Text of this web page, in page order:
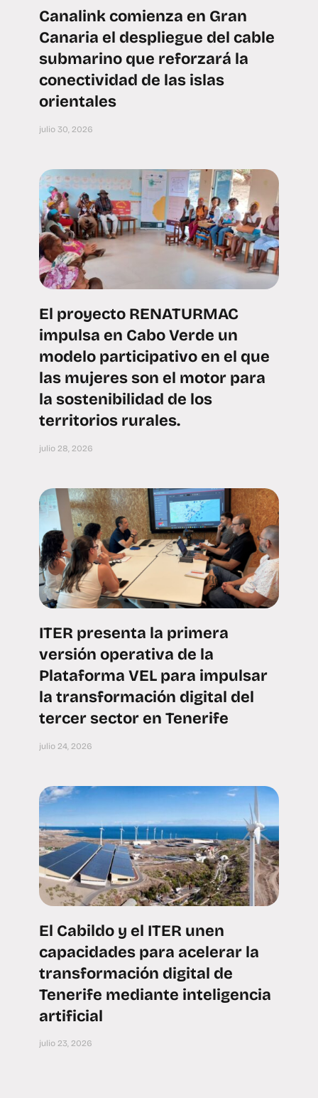
Canalink comienza en Gran
Canaria el despliegue del cable
submarino que reforzará la
conectividad de las islas
orientales
julio 30, 2026
El proyecto RENATURMAC
impulsa en Cabo Verde un
modelo participativo en el que
las mujeres son el motor para
la sostenibilidad de los
territorios rurales.
julio 28, 2026
ITER presenta la primera
versión operativa de la
Plataforma VEL para impulsar
la transformación digital del
tercer sector en Tenerife
julio 24, 2026
El Cabildo y el ITER unen
capacidades para acelerar la
transformación digital de
Tenerife mediante inteligencia
artificial
julio 23, 2026